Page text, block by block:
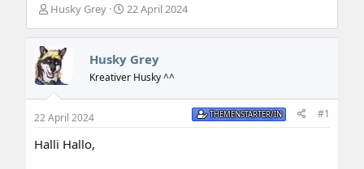
E
s
t
e
l
r
Husky Grey
E
s
e
l
22 April 2024
Husky Grey
Kreativer Husky ^^
22 April 2024 THEMENSTARTER/IN #1
Halli Hallo,